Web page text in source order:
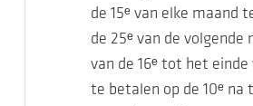
de 15ᵉ van elke maand
de 25ᵉ van de volgende
van de 16ᵉ tot het einde
te betalen op de 10ᵉ na